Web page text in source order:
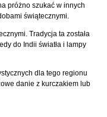
próżno szukać w innych
świątecznymi.
Tradycja ta została
do Indii światła i lampy
dla tego regionu
danie z kurczakiem lub